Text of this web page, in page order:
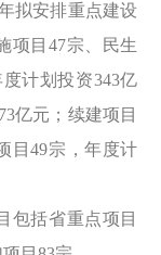
拟安排重点建设
项目47宗、民生
计划投资343亿
亿元；续建项目
目49宗，年度计
括省重点项目